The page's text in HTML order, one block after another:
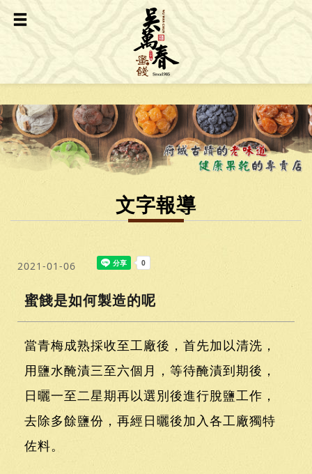
文字報導
2021-01-06
蜜餞是如何製造的呢
當青梅成熟採收至工廠後，首先加以清洗，
用鹽水醃漬三至六個月，等待醃漬到期後，
日曬一至二星期再以選別後進行脫鹽工作，
去除多餘鹽份，再經日曬後加入各工廠獨特
佐料。